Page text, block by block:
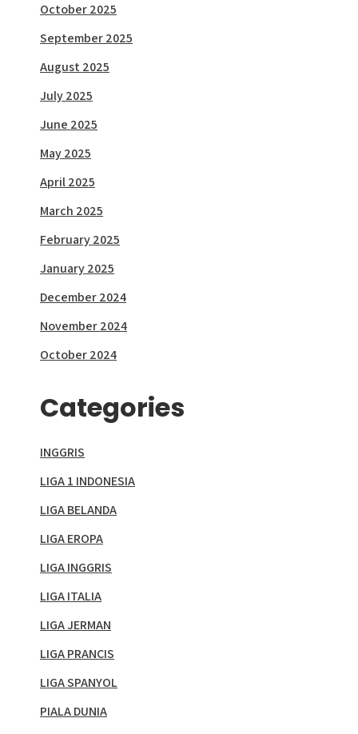
October 2025
September 2025
August 2025
July 2025
June 2025
May 2025
April 2025
March 2025
February 2025
January 2025
December 2024
November 2024
October 2024
Categories
INGGRIS
LIGA 1 INDONESIA
LIGA BELANDA
LIGA EROPA
LIGA INGGRIS
LIGA ITALIA
LIGA JERMAN
LIGA PRANCIS
LIGA SPANYOL
PIALA DUNIA